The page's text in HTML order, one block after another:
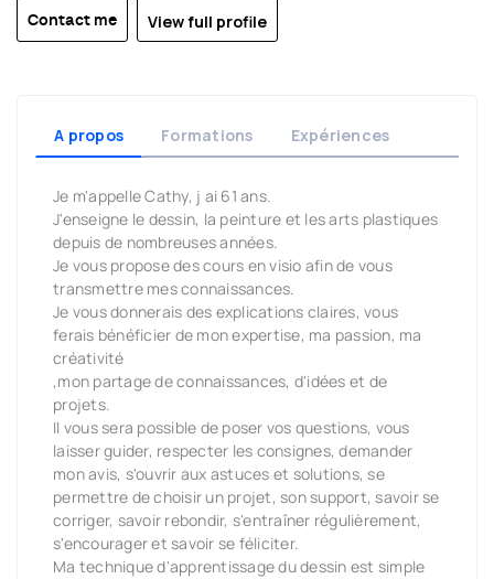
Contact me View full profile
A propos Formations Expériences
Je m'appelle Cathy, j ai 61 ans.
J'enseigne le dessin, la peinture et les arts plastiques
depuis de nombreuses années.
Je vous propose des cours en visio afin de vous
transmettre mes connaissances.
Je vous donnerais des explications claires, vous
ferais bénéficier de mon expertise, ma passion, ma
créativité
,mon partage de connaissances, d'idées et de
projets.
Il vous sera possible de poser vos questions, vous
laisser guider, respecter les consignes, demander
mon avis, s'ouvrir aux astuces et solutions, se
permettre de choisir un projet, son support, savoir se
corriger, savoir rebondir, s'entraîner régulièrement,
s'encourager et savoir se féliciter.
Ma technique d'apprentissage du dessin est simple